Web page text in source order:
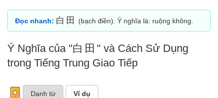
Đọc nhanh: 白田 (bạch điền). Ý nghĩa là: ruộng không.
Ý Nghĩa của "白田 " và Cách Sử Dụng
trong Tiếng Trung Giao Tiếp
Danh từ Ví dụ